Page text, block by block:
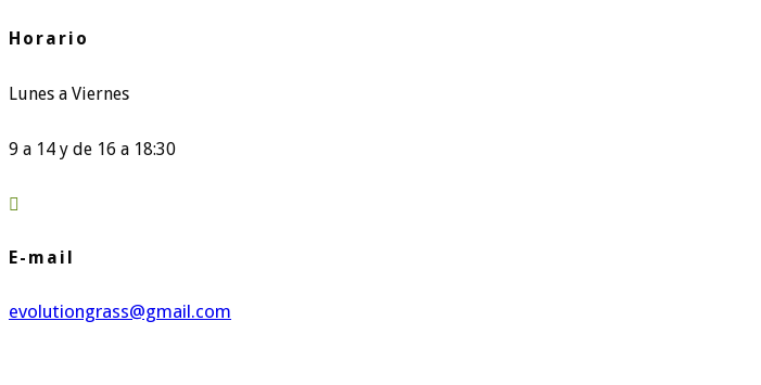
Horario
Lunes a Viernes
9 a 14 y de 16 a 18:30

E-mail
evolutiongrass@gmail.com